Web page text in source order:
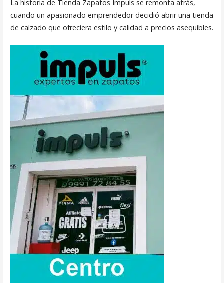
La historia de Tienda Zapatos Impuls se remonta atrás,
cuando un apasionado emprendedor decidió abrir una tienda
de calzado que ofreciera estilo y calidad a precios asequibles.